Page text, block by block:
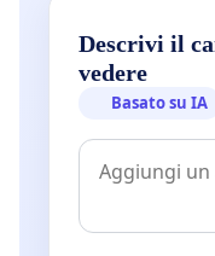
Descrivi il
vedere
Basato su IA